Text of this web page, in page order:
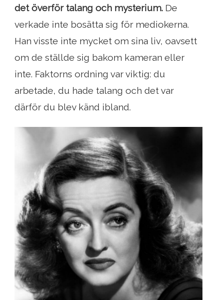
det överför talang och mysterium. De
verkade inte bosätta sig för mediokerna.
Han visste inte mycket om sina liv, oavsett
om de ställde sig bakom kameran eller
inte. Faktorns ordning var viktig: du
arbetade, du hade talang och det var
därför du blev känd ibland.